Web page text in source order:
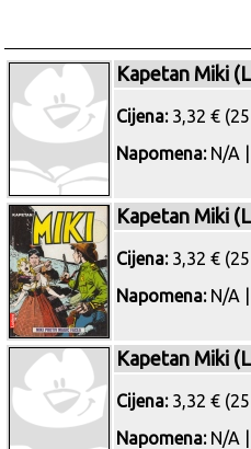
Kapetan Miki
Cijena:3,32 € (25
Napomena:N/A |
Kapetan Miki
Cijena:3,32 € (25
Napomena:N/A |
Kapetan Miki
Cijena:3,32 € (25
Napomena:N/A |